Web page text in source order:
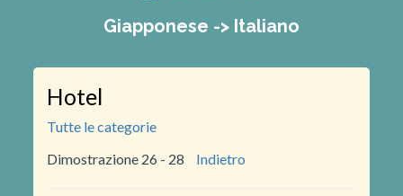
Giapponese -> Italiano
Hotel
Tutte le categorie
Dimostrazione 26 - 28
Indietro